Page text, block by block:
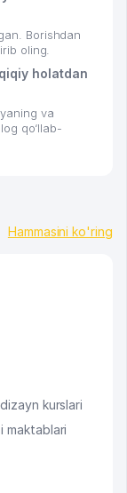
Borishdan
oling.
holatdan
va
qo‘llab-
Hammasini ko'ring
kurslari
maktablari